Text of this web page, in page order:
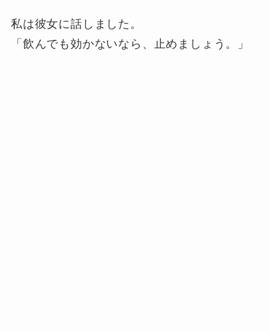
私は彼女に話しました。
「飲んでも効かないなら、止めましょう。」